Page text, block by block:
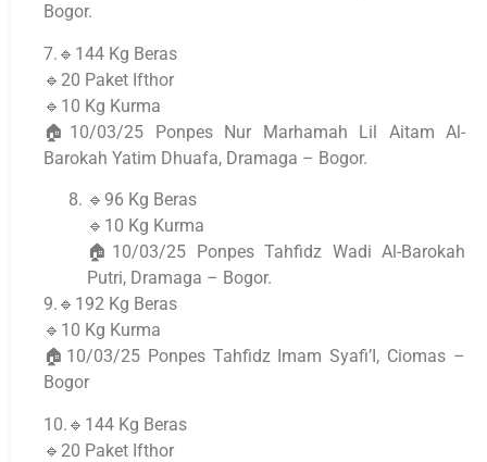
Bogor.
7.🔹144 Kg Beras
🔹20 Paket Ifthor
🔹10 Kg Kurma
🏠10/03/25 Ponpes Nur Marhamah Lil Aitam Al-
Barokah Yatim Dhuafa, Dramaga – Bogor.
🔹96 Kg Beras
🔹10 Kg Kurma
🏠10/03/25 Ponpes Tahfidz Wadi Al-Barokah
Putri, Dramaga – Bogor.
9.🔹192 Kg Beras
🔹10 Kg Kurma
🏠10/03/25 Ponpes Tahfidz Imam Syafi’I, Ciomas –
Bogor
10.🔹144 Kg Beras
🔹20 Paket Ifthor